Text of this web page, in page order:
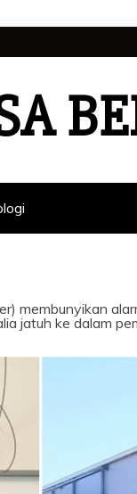
membunyikan
jatuh ke dalam